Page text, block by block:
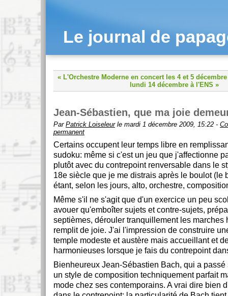
Le journal de
« L'Orchestre Moderne en concert les 4 et 5 décembre
lundi 14 décembre à l'ENS »
Jean-Sébastien, que ma joie
Par Patrick Loiseleurle mardi 1 décembre 2009, 15:22 -
permanent
Certains occupent leur temps libre en
sudoku: même si c'est un jeu que j'affectionne
plutôt avec du contrepoint renversable dans le
18e siècle que je me distrais après le boulot (le
étant, selon les jours, alto, orchestre,
Même s'il ne s'agit que d'un exercice un peu
avouer qu'emboîter sujets et contre-sujets,
septièmes, dérouler tranquillement les marches
remplit de joie. J'ai l'impression de construire
temple modeste et austère mais accueillant et
harmonieuses lorsque je fais du contrepoint
Bienheureux Jean-Sébastien Bach, qui a
un style de composition techniquement parfait
mode chez ses contemporains. A vrai dire bien